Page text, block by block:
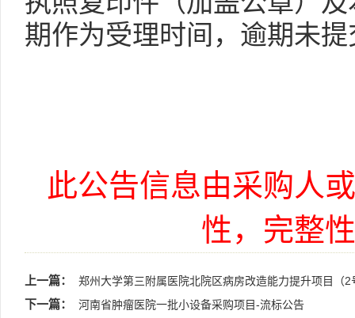
期作为受理时间，逾期未
此公告信息由采购人
性，完整
上一篇： 郑州大学第三附属医院北院区病房改造能力提升项目（
下一篇： 河南省肿瘤医院一批小设备采购项目-流标公告